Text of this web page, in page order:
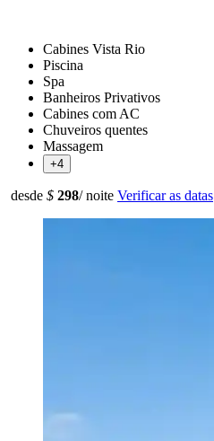
Cabines Vista Rio
Piscina
Spa
Banheiros Privativos
Cabines com AC
Chuveiros quentes
Massagem
+4
desde $ 298/ noite Verificar as datas